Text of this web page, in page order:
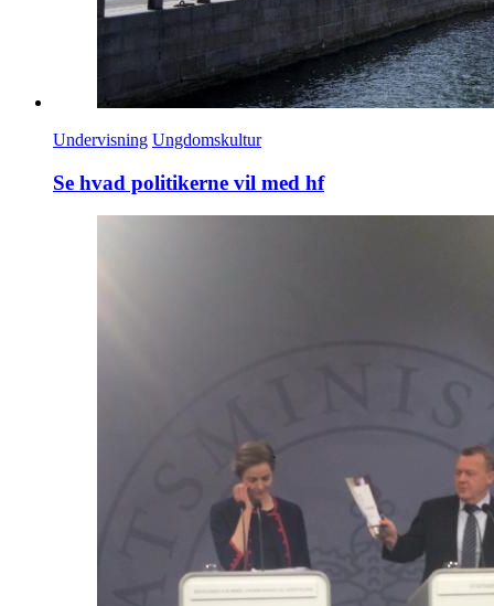
Undervisning Ungdomskultur
Se hvad politikerne vil med hf